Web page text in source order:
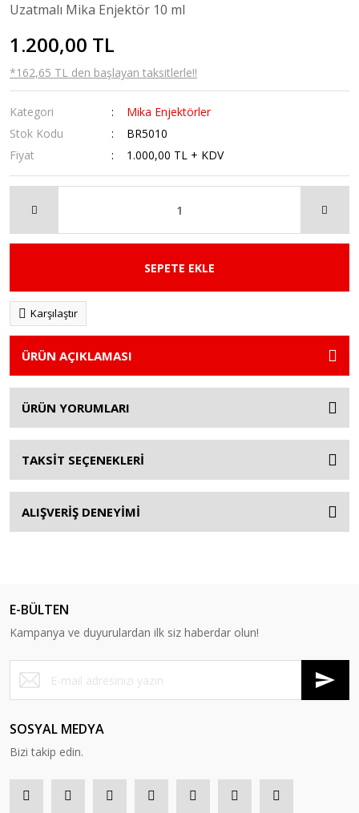
Uzatmalı Mika Enjektör 10 ml
1.200,00 TL
*162,65 TL den başlayan taksitlerle!!
Kategori
Mika Enjektörler
Stok Kodu
BR5010
Fiyat
1.000,00 TL + KDV
SEPETE EKLE
Karşılaştır
ÜRÜN AÇIKLAMASI
ÜRÜN YORUMLARI
TAKSİT SEÇENEKLERİ
ALIŞVERİŞ DENEYİMİ
E-BÜLTEN
Kampanya ve duyurulardan ilk siz haberdar olun!
SOSYAL MEDYA
Bizi takip edin.